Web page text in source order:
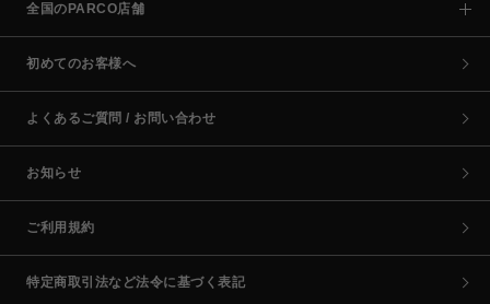
全国のPARCO店舗
初めてのお客様へ
よくあるご質問 / お問い合わせ
お知らせ
ご利用規約
特定商取引法など法令に基づく表記